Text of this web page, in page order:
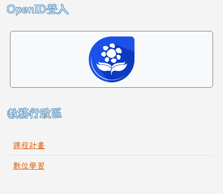
左邊區域內容
OpenID登入
教務行政區
課程計畫
數位學習